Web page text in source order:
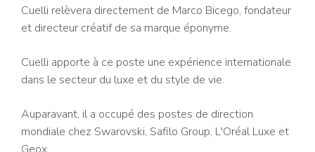
Cuelli relèvera directement de Marco Bicego, fondateur
et directeur créatif de sa marque éponyme.
Cuelli apporte à ce poste une expérience internationale
dans le secteur du luxe et du style de vie.
Auparavant, il a occupé des postes de direction
mondiale chez Swarovski, Safilo Group, L'Oréal Luxe et